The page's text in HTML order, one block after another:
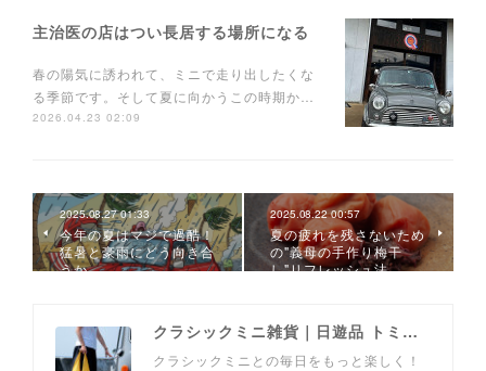
主治医の店はつい長居する場所になる
春の陽気に誘われて、ミニで走り出したくな
る季節です。そして夏に向かうこの時期か…
2026.04.23 02:09
2025.08.27 01:33
今年の夏はマジで過酷！
猛暑と豪雨にどう向き合
うか
2025.08.22 00:57
夏の疲れを残さないため
の"義母の手作り梅干
し"リフレッシュ法
クラシックミニ雑貨｜日遊品 トミー1号2号
クラシックミニとの毎日をもっと楽しく！